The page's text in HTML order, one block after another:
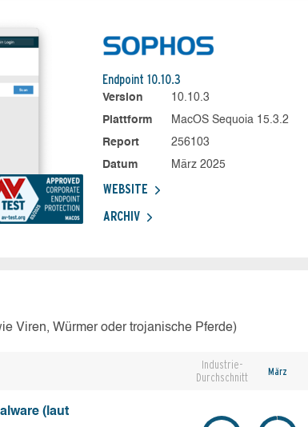
Endpoint 10.10.3
Version
10.10.3
Plattform
MacOS Sequoia 15.3.2
Report
256103
Datum
März 2025
WEBSITE
ARCHIV
Viren, Würmer oder trojanische Pferde)
Industrie-
Durchschnitt
März
(laut